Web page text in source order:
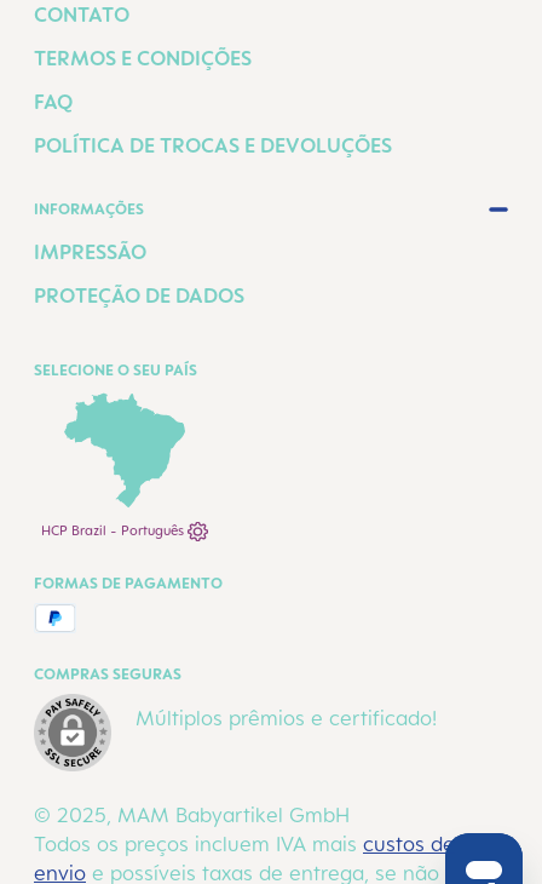
CONTATO
TERMOS E CONDIÇÕES
FAQ
POLÍTICA DE TROCAS E DEVOLUÇÕES
INFORMAÇÕES
IMPRESSÃO
PROTEÇÃO DE DADOS
SELECIONE O SEU PAÍS
HCP Brazil - Português
© 2025, MAM Babyartikel GmbH
Todos os preços incluem IVA mais custos de
envio e possíveis taxas de entrega, se não
COMPRAS SEGURAS
Múltiplos prêmios e certificado!
FORMAS DE PAGAMENTO